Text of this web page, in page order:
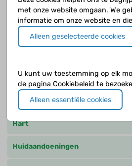
Algemeen
Andere praktische zaken
Bloed
Diagnose
Hart
Huidaandoeningen
met onze website omgaan. We
informatie om onze website en
Alleen geselecteerde cookies
U kunt uw toestemming op elk
de pagina Cookiebeleid te
Alleen essentiële cookies